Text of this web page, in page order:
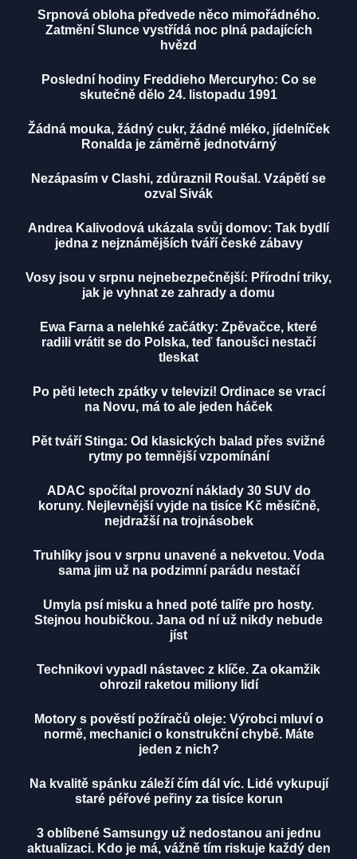
Srpnová obloha předvede něco mimořádného.
Zatmění Slunce vystřídá noc plná padajících
hvězd
Poslední hodiny Freddieho Mercuryho: Co se
skutečně dělo 24. listopadu 1991
Žádná mouka, žádný cukr, žádné mléko, jídelníček
Ronalda je záměrně jednotvárný
Nezápasím v Clashi, zdůraznil Roušal. Vzápětí se
ozval Sivák
Andrea Kalivodová ukázala svůj domov: Tak bydlí
jedna z nejznámějších tváří české zábavy
Vosy jsou v srpnu nejnebezpečnější: Přírodní triky,
jak je vyhnat ze zahrady a domu
Ewa Farna a nelehké začátky: Zpěvačce, které
radili vrátit se do Polska, teď fanoušci nestačí
tleskat
Po pěti letech zpátky v televizi! Ordinace se vrací
na Novu, má to ale jeden háček
Pět tváří Stinga: Od klasických balad přes svižné
rytmy po temnější vzpomínání
ADAC spočítal provozní náklady 30 SUV do
koruny. Nejlevnější vyjde na tisíce Kč měsíčně,
nejdražší na trojnásobek
Truhlíky jsou v srpnu unavené a nekvetou. Voda
sama jim už na podzimní parádu nestačí
Umyla psí misku a hned poté talíře pro hosty.
Stejnou houbičkou. Jana od ní už nikdy nebude
jíst
Technikovi vypadl nástavec z klíče. Za okamžik
ohrozil raketou miliony lidí
Motory s pověstí požíračů oleje: Výrobci mluví o
normě, mechanici o konstrukční chybě. Máte
jeden z nich?
Na kvalitě spánku záleží čím dál víc. Lidé vykupují
staré péřové peřiny za tisíce korun
3 oblíbené Samsungy už nedostanou ani jednu
aktualizaci. Kdo je má, vážně tím riskuje každý den